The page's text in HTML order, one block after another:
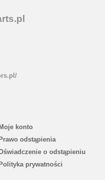
Moje konto
Prawo odstąpienia
o odstąpieniu
Polityka prywatności